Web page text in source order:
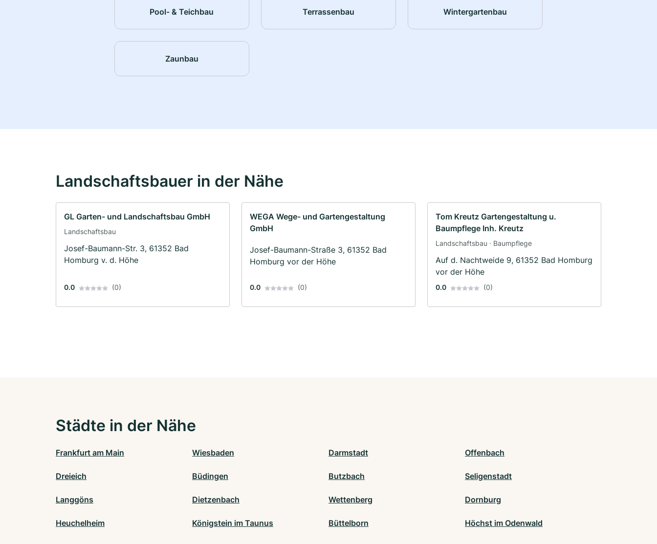
Pool- & Teichbau Terrassenbau Wintergartenbau
Zaunbau
Landschaftsbauer in der Nähe
GL Garten- und Landschaftsbau GmbH
Landschaftsbau
Josef-Baumann-Str. 3, 61352 Bad
Homburg v. d. Höhe
0.0 (0)
WEGA Wege- und Gartengestaltung
GmbH
Josef-Baumann-Straße 3, 61352 Bad
Homburg vor der Höhe
0.0 (0)
Tom Kreutz Gartengestaltung u.
Baumpflege Inh. Kreutz
Landschaftsbau · Baumpflege
Auf d. Nachtweide 9, 61352 Bad Homburg
vor der Höhe
0.0 (0)
Städte in der Nähe
Frankfurt am Main Wiesbaden Darmstadt Offenbach
Dreieich Büdingen Butzbach Seligenstadt
Langgöns Dietzenbach Wettenberg Dornburg
Heuchelheim Königstein im Taunus Büttelborn Höchst im Odenwald